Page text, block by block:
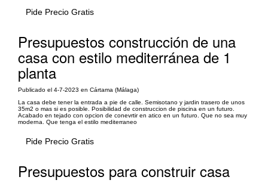
Pide Precio Gratis
Presupuestos construcción de una
casa con estilo mediterránea de 1
planta
Publicado el 4-7-2023 en Cártama (Málaga)
La casa debe tener la entrada a pie de calle. Semisotano y jardin trasero de unos
35m2 o mas si es posible. Posibilidad de construccion de piscina en un futuro.
Acabado en tejado con opcion de conevrtir en atico en un futuro. Que no sea muy
moderna. Que tenga el estilo mediterraneo
Pide Precio Gratis
Presupuestos para construir casa